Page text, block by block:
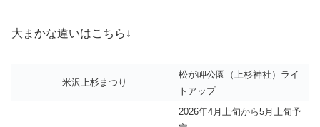
大まかな違いはこちら↓
米沢上杉まつり
松が岬公園（上杉神社）ライ
トアップ
2026年4月上旬から5月上旬予